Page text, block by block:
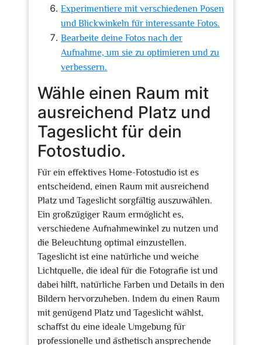
Experimentiere mit verschiedenen Posen
und Blickwinkeln für interessante Fotos.
Bearbeite deine Fotos nach der
Aufnahme, um sie zu optimieren und zu
verbessern.
Wähle einen Raum mit
ausreichend Platz und
Tageslicht für dein
Fotostudio.
Für ein effektives Home-Fotostudio ist es
entscheidend, einen Raum mit ausreichend
Platz und Tageslicht sorgfältig auszuwählen.
Ein großzügiger Raum ermöglicht es,
verschiedene Aufnahmewinkel zu nutzen und
die Beleuchtung optimal einzustellen.
Tageslicht ist eine natürliche und weiche
Lichtquelle, die ideal für die Fotografie ist und
dabei hilft, natürliche Farben und Details in den
Bildern hervorzuheben. Indem du einen Raum
mit genügend Platz und Tageslicht wählst,
schaffst du eine ideale Umgebung für
professionelle und ästhetisch ansprechende